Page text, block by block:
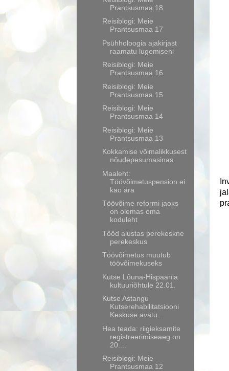
Prantsusmaa 18
Reisiblogi: Meie
Prantsusmaa 17
Psühholoogia ajakirjast
raamatu lugemiseni
Reisiblogi: Meie
Prantsusmaa 16
Reisiblogi: Meie
Prantsusmaa 15
Reisiblogi: Meie
Prantsusmaa 14
Reisiblogi: Meie
Prantsusmaa 13
Kokkamise võimalikkusest
nõudepesumasinas
Maaleht:
Töövõimetuspension ei
kao ära
Töövõime reformi jaoks
on olemas oma
koduleht
Tööd alustas perekeskne
perekeskus
Töövõimetus muutub
töövõimekuseks
Kutse Lõuna-Hispaania
kultuuriõhtule 22.01.
Kutse Astangu
Kutserehabilitatsiooni
Keskuse avatu...
Hea teada: riigieksamite
registreerimiseaeg on
20....
Reisiblogi: Meie
Prantsusmaa 12